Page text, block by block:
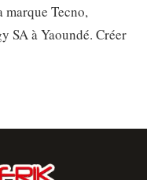
Tecno,
SA à Yaoundé. Créer